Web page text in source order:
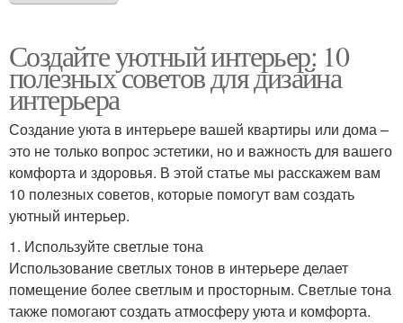
Создайте уютный интерьер: 10
полезных советов для дизайна
интерьера
Создание уюта в интерьере вашей квартиры или дома –
это не только вопрос эстетики, но и важность для вашего
комфорта и здоровья. В этой статье мы расскажем вам
10 полезных советов, которые помогут вам создать
уютный интерьер.
1. Используйте светлые тона
Использование светлых тонов в интерьере делает
помещение более светлым и просторным. Светлые тона
также помогают создать атмосферу уюта и комфорта.